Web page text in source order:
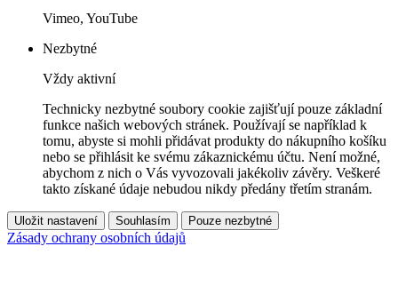
Vimeo, YouTube
Nezbytné
Vždy aktivní
Technicky nezbytné soubory cookie zajišťují pouze základní
funkce našich webových stránek. Používají se například k
tomu, abyste si mohli přidávat produkty do nákupního košíku
nebo se přihlásit ke svému zákaznickému účtu. Není možné,
abychom z nich o Vás vyvozovali jakékoliv závěry. Veškeré
takto získané údaje nebudou nikdy předány třetím stranám.
Uložit nastavení Souhlasím Pouze nezbytné
Zásady ochrany osobních údajů